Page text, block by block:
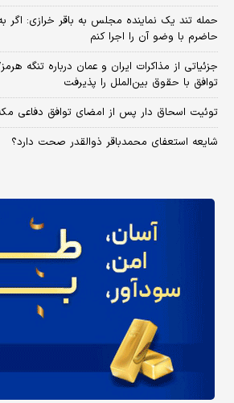
حمله تند یک نماینده مجلس به باقر خرازی:
حاضرم با وضو آن را اجرا کنم
جزئیاتی از مذاکرات ایران و عمان درباره تنگه
توافق با حقوق بین‌الملل را پذیرفت
توئیت اسحاق دار پس از امضای توافق دفاعی
شایعه استعفای محمدباقر ذوالقدر صحت دارد؟